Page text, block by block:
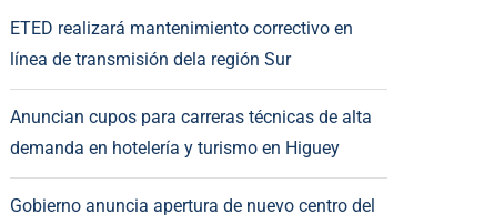
ETED realizará mantenimiento correctivo en
línea de transmisión dela región Sur
Anuncian cupos para carreras técnicas de alta
demanda en hotelería y turismo en Higuey
Gobierno anuncia apertura de nuevo centro del